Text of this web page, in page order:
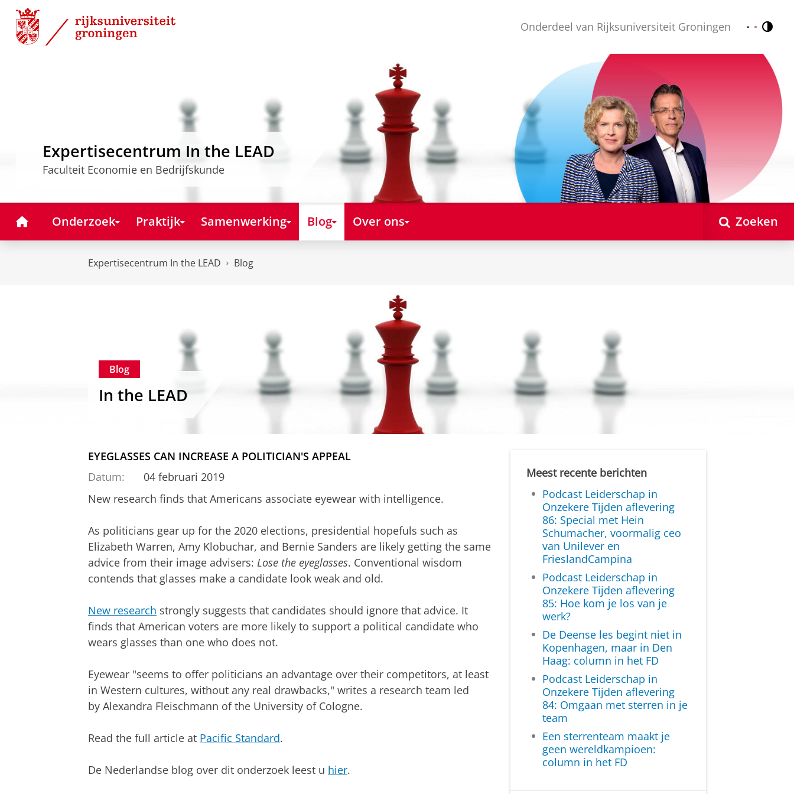
Skip
Content
Skip
Navigation
Onderdeel van Rijksuniversiteit Groningen Nederlands
English
Expertisecentrum In the LEAD
Faculteit Economie en Bedrijfskunde
HomeOnderzoek Praktijk Samenwerking Blog Over ons Zoeken
Expertisecentrum In the LEAD Blog
Blog
In the LEAD
EYEGLASSES CAN INCREASE A POLITICIAN'S APPEAL
Datum:
04 februari 2019
New research finds that Americans associate eyewear with intelligence.
As politicians gear up for the 2020 elections, presidential hopefuls such as
Elizabeth Warren, Amy Klobuchar, and Bernie Sanders are likely getting the same
advice from their image advisers: Lose the eyeglasses. Conventional wisdom
contends that glasses make a candidate look weak and old.
New research strongly suggests that candidates should ignore that advice. It
finds that American voters are more likely to support a political candidate who
wears glasses than one who does not.
Eyewear "seems to offer politicians an advantage over their competitors, at least
in Western cultures, without any real drawbacks," writes a research team led
by Alexandra Fleischmann of the University of Cologne.
Read the full article at Pacific Standard.
De Nederlandse blog over dit onderzoek leest u hier.
Meest recente berichten
Podcast Leiderschap in
Onzekere Tijden aflevering
86: Special met Hein
Schumacher, voormalig ceo
van Unilever en
FrieslandCampina
Podcast Leiderschap in
Onzekere Tijden aflevering
85: Hoe kom je los van je
werk?
De Deense les begint niet in
Kopenhagen, maar in Den
Haag: column in het FD
Podcast Leiderschap in
Onzekere Tijden aflevering
84: Omgaan met sterren in je
team
Een sterrenteam maakt je
geen wereldkampioen:
column in het FD